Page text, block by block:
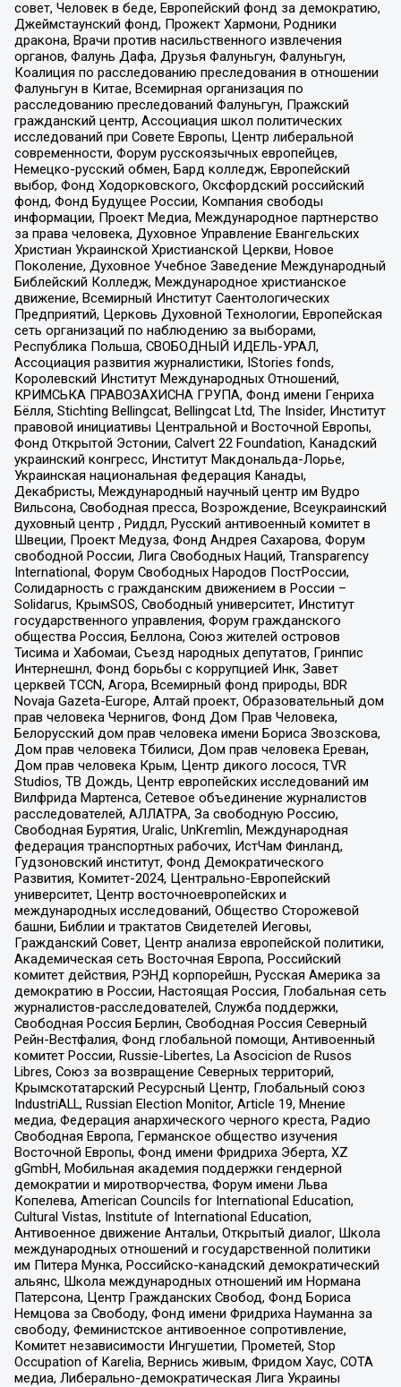
совет, Человек в беде, Европейский фонд за демократию,
Джеймстаунский фонд, Прожект Хармони, Родники
дракона, Врачи против насильственного извлечения
органов, Фалунь Дафа, Друзья Фалуньгун, Фалуньгун,
Коалиция по расследованию преследования в отношении
Фалуньгун в Китае, Всемирная организация по
расследованию преследований Фалуньгун, Пражский
гражданский центр, Ассоциация школ политических
исследований при Совете Европы, Центр либеральной
современности, Форум русскоязычных европейцев,
Немецко-русский обмен, Бард колледж, Европейский
выбор, Фонд Ходорковского, Оксфордский российский
фонд, Фонд Будущее России, Компания свободы
информации, Проект Медиа, Международное партнерство
за права человека, Духовное Управление Евангельских
Христиан Украинской Христианской Церкви, Новое
Поколение, Духовное Учебное Заведение Международный
Библейский Колледж, Международное христианское
движение, Всемирный Институт Саентологических
Предприятий, Церковь Духовной Технологии, Европейская
сеть организаций по наблюдению за выборами,
Республика Польша, СВОБОДНЫЙ ИДЕЛЬ-УРАЛ,
Ассоциация развития журналистики, IStories fonds,
Королевский Институт Международных Отношений,
КРИМСЬКА ПРАВОЗАХИСНА ГРУПА, Фонд имени Генриха
Бёлля, Stichting Bellingcat, Bellingcat Ltd, The Insider, Институт
правовой инициативы Центральной и Восточной Европы,
Фонд Открытой Эстонии, Calvert 22 Foundation, Канадский
украинский конгресс, Институт Макдональда-Лорье,
Украинская национальная федерация Канады,
Декабристы, Международный научный центр им Вудро
Вильсона, Свободная пресса, Возрождение, Всеукраинский
духовный центр , Риддл, Русский антивоенный комитет в
Швеции, Проект Медуза, Фонд Андрея Сахарова, Форум
свободной России, Лига Свободных Наций, Transparеncy
International, Форум Свободных Народов ПостРоссии,
Солидарность с гражданским движением в России –
Solidarus, КрымSOS, Свободный университет, Институт
государственного управления, Форум гражданского
общества Россия, Беллона, Союз жителей островов
Тисима и Хабомаи, Съезд народных депутатов, Гринпис
Интернешнл, Фонд борьбы с коррупцией Инк, Завет
церквей TCCN, Агора, Всемирный фонд природы, BDR
Novaja Gazeta-Europe, Алтай проект, Образовательный дом
прав человека Чернигов, Фонд Дом Прав Человека,
Белорусский дом прав человека имени Бориса Звозскова,
Дом прав человека Тбилиси, Дом прав человека Ереван,
Дом прав человека Крым, Центр дикого лосося, TVR
Studios, ТВ Дождь, Центр европейских исследований им
Вилфрида Мартенса, Сетевое объединение журналистов
расследователей, АЛЛАТРА, За свободную Россию,
Свободная Бурятия, Uralic, UnKremlin, Международная
федерация транспортных рабочих, ИстЧам Финланд,
Гудзоновский институт, Фонд Демократического
Развития, Комитет-2024, Центрально-Европейский
университет, Центр восточноевропейских и
международных исследований, Общество Сторожевой
башни, Библии и трактатов Свидетелей Иеговы,
Гражданский Совет, Центр анализа европейской политики,
Академическая сеть Восточная Европа, Российский
комитет действия, РЭНД корпорейшн, Русская Америка за
демократию в России, Настоящая Россия, Глобальная сеть
журналистов-расследователей, Служба поддержки,
Свободная Россия Берлин, Свободная Россия Северный
Рейн-Вестфалия, Фонд глобальной помощи, Антивоенный
комитет России, Russie-Libertes, La Asocicion de Rusos
Libres, Союз за возвращение Северных территорий,
Крымскотатарский Ресурсный Центр, Глобальный союз
IndustriALL, Russian Election Monitor, Article 19, Мнение
медиа, Федерация анархического черного креста, Радио
Свободная Европа, Германское общество изучения
Восточной Европы, Фонд имени Фридриха Эберта, XZ
gGmbH, Мобильная академия поддержки гендерной
демократии и миротворчества, Форум имени Льва
Копелева, American Councils for International Education,
Cultural Vistas, Institute of International Education,
Антивоенное движение Антальи, Открытый диалог, Школа
международных отношений и государственной политики
им Питера Мунка, Российско-канадский демократический
альянс, Школа международных отношений им Нормана
Патерсона, Центр Гражданских Свобод, Фонд Бориса
Немцова за Свободу, Фонд имени Фридриха Науманна за
свободу, Феминистское антивоенное сопротивление,
Комитет независимости Ингушетии, Прометей, Stop
Occupation of Karelia, Вернись живым, Фридом Хаус, СОТА
медиа, Либерально-демократическая Лига Украины